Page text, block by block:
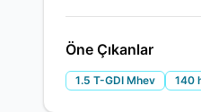
Öne Çıkanlar
1.5 T-GDI Mhev 140